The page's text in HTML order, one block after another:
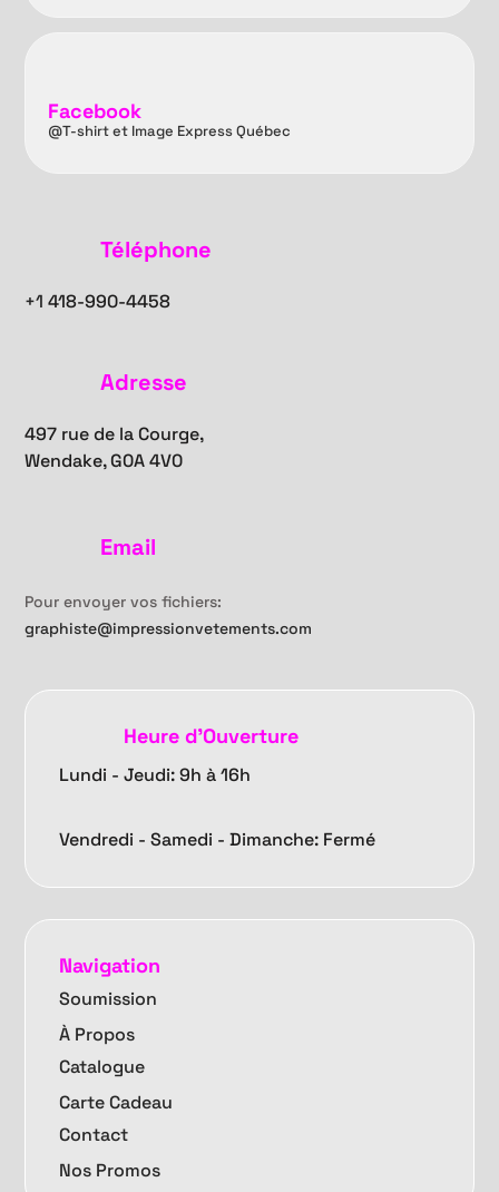
Facebook
@T-shirt et Image Express Québec
Téléphone
+1418-990-4458
Adresse
497 rue de la Courge,
Wendake, G0A 4V0
Email
Pour envoyer vos fichiers:
graphiste@impressionvetements.com
Heure d'Ouverture
Lundi - Jeudi: 9h à 16h
Vendredi -Samedi - Dimanche: Fermé
Navigation
Soumission
À Propos
Catalogue
Carte Cadeau
Contact
Nos Promos